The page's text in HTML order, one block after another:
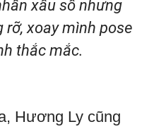
xấu số nhưng
xoay mình pose
thắc mắc.
Hương Ly cũng